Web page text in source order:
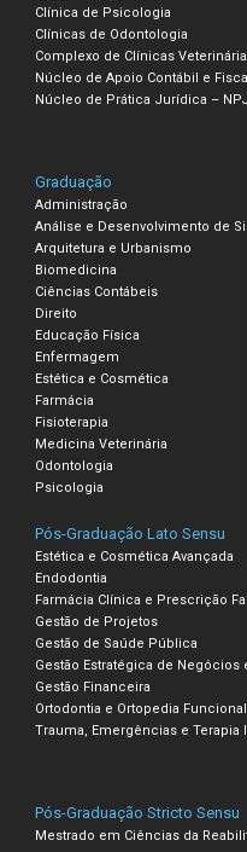
Clínica de Psicologia
Clínicas de Odontologia
Complexo de Clínicas
Núcleo de Apoio Contábil e
Núcleo de Prática Jurídica – NPJ
Graduação
Administração
Análise e Desenvolvimento de
Arquitetura e Urbanismo
Biomedicina
Ciências Contábeis
Direito
Educação Física
Enfermagem
Estética e Cosmética
Farmácia
Fisioterapia
Medicina Veterinária
Odontologia
Psicologia
Pós-Graduação Lato Sensu
Estética e Cosmética Avançada
Endodontia
Farmácia Clínica e Prescrição
Gestão de Projetos
Gestão de Saúde Pública
Gestão Estratégica de Negócios
Gestão Financeira
Ortodontia e Ortopedia
Trauma, Emergências e Terapia
Pós-Graduação Stricto Sensu
Mestrado em Ciências da